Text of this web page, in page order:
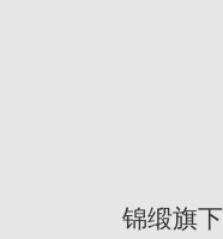
锦缎旗